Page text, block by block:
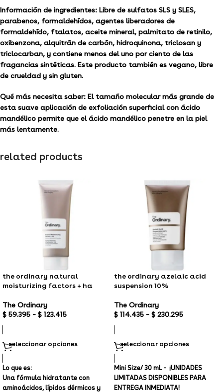
Información de ingredientes: Libre de sulfatos SLS y SLES,
parabenos, formaldehídos, agentes liberadores de
formaldehído, ftalatos, aceite mineral, palmitato de retinilo,
oxibenzona, alquitrán de carbón, hidroquinona, triclosan y
triclocarban, y contiene menos del uno por ciento de las
fragancias sintéticas. Este producto también es vegano, libre
de crueldad y sin gluten.
Qué más necesita saber: El tamaño molecular más grande de
esta suave aplicación de exfoliación superficial con ácido
mandélico permite que el ácido mandélico penetre en la piel
más lentamente.
related products
the ordinary natural
moisturizing factors + ha
The Ordinary
$ 59.395 – $ 123.415
seleccionar opciones
Lo que es:
Una fórmula hidratante con
aminoácidos, lípidos dérmicos y
the ordinary azelaic acid
suspension 10%
The Ordinary
$ 114.435 – $ 230.295
seleccionar opciones
Mini Size/ 30 mL - ¡UNIDADES
LIMITADAS DISPONIBLES PARA
ENTREGA INMEDIATA!